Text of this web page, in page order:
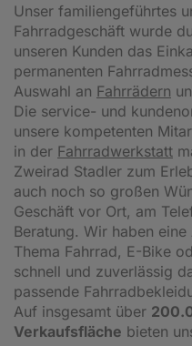
Unser familiengeführtes
Fahrradgeschäft wurde
unseren Kunden das
permanenten
Auswahl an Fahrrädern
Die service- und
unsere kompetenten
in der Fahrradwerkstatt
Zweirad Stadler zum
auch noch so großen
Geschäft vor Ort, am
Beratung. Wir haben
Thema Fahrrad, E-Bike
schnell und zuverlässig
passende
Auf insgesamt über
Verkaufsfläche bieten